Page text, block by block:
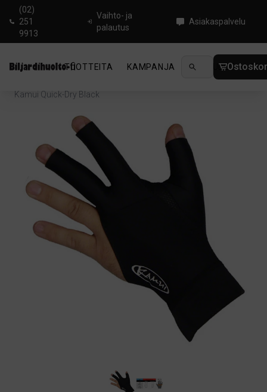
(02)
251
9913
Vaihto- ja
palautus
Asiakaspalvelu
TUOTTEITA KAMPANJA UUTUUDET
Biljardihanskat /
Kamui Quick-Dry Black